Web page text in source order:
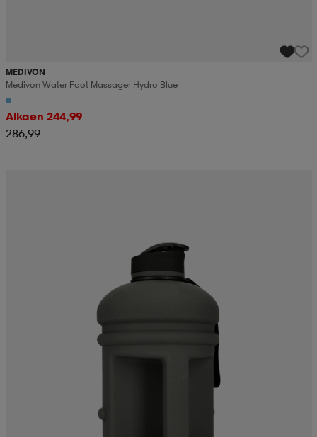
MEDIVON
Medivon Water Foot Massager Hydro Blue
Alkaen 244,99
286,99